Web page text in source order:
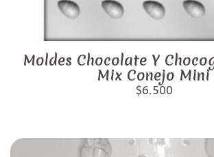
Moldes Chocolate Y
Mix Conejo Mini
$6.500